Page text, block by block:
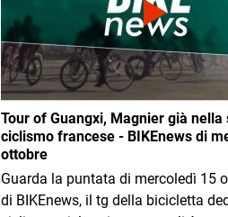
Tour of Guangxi, Magnier già nella
ciclismo francese - BIKEnews di
ottobre
Guarda la puntata di mercoledì 15
di BIKEnews, il tg della bicicletta